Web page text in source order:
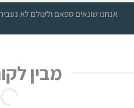
*אנחנו שונאים ספאם ולעולם לא
מבין